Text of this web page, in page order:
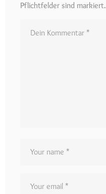
Pflichtfelder sind markiert.